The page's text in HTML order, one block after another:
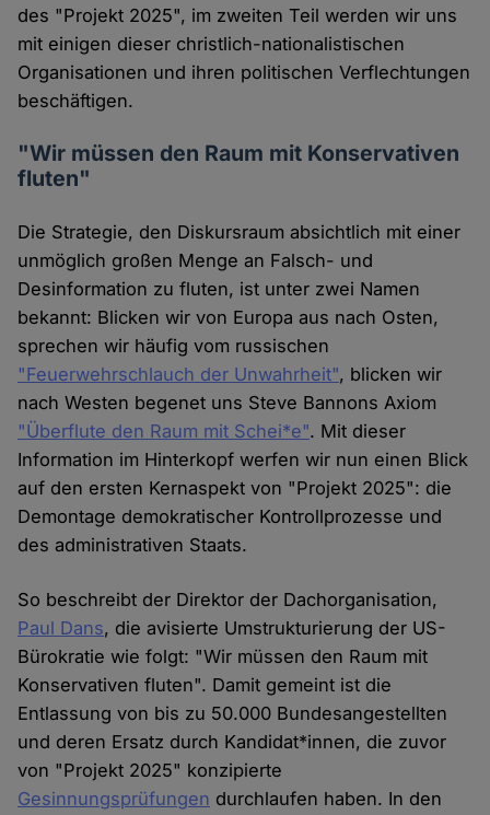
des "Projekt 2025", im zweiten Teil werden wir uns
mit einigen dieser christlich-nationalistischen
Organisationen und ihren politischen Verflechtungen
beschäftigen.
"Wir müssen den Raum mit Konservativen
fluten"
Die Strategie, den Diskursraum absichtlich mit einer
unmöglich großen Menge an Falsch- und
Desinformation zu fluten, ist unter zwei Namen
bekannt: Blicken wir von Europa aus nach Osten,
sprechen wir häufig vom russischen
"Feuerwehrschlauch der Unwahrheit", blicken wir
nach Westen begenet uns Steve Bannons Axiom
"Überflute den Raum mit Schei*e". Mit dieser
Information im Hinterkopf werfen wir nun einen Blick
auf den ersten Kernaspekt von "Projekt 2025": die
Demontage demokratischer Kontrollprozesse und
des administrativen Staats.
So beschreibt der Direktor der Dachorganisation,
Paul Dans, die avisierte Umstrukturierung der US-
Bürokratie wie folgt: "Wir müssen den Raum mit
Konservativen fluten". Damit gemeint ist die
Entlassung von bis zu 50.000 Bundesangestellten
und deren Ersatz durch Kandidat*innen, die zuvor
von "Projekt 2025" konzipierte
Gesinnungsprüfungen durchlaufen haben. In den